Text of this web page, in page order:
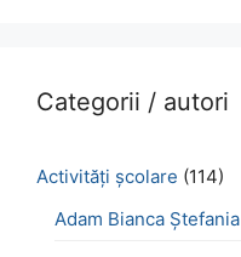
Categorii / autori
Activităţi şcolare (114)
Adam Bianca Ștefania